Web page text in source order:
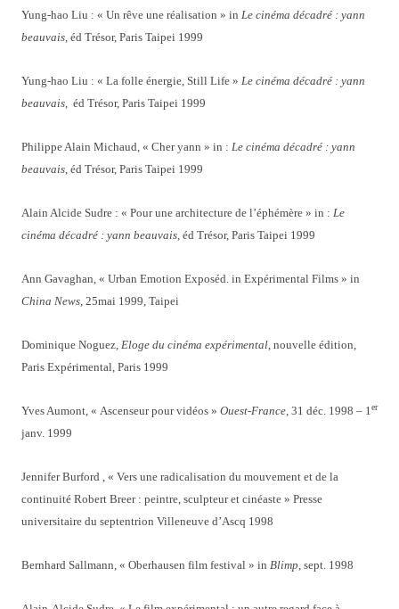
Yung-hao Liu : « Un rêve une réalisation » in Le cinéma décadré : yann
beauvais, éd Trésor, Paris Taipei 1999
Yung-hao Liu : « La folle énergie, Still Life » Le cinéma décadré : yann
beauvais, éd Trésor, Paris Taipei 1999
Philippe Alain Michaud, « Cher yann » in : Le cinéma décadré : yann
beauvais, éd Trésor, Paris Taipei 1999
Alain Alcide Sudre : « Pour une architecture de l’éphémère » in : Le
cinéma décadré : yann beauvais, éd Trésor, Paris Taipei 1999
Ann Gavaghan, « Urban Emotion Exposéd. in Expérimental Films » in
China News, 25mai 1999, Taipei
Dominique Noguez, Eloge du cinéma expérimental, nouvelle édition,
Paris Expérimental, Paris 1999
Yves Aumont, « Ascenseur pour vidéos » Ouest-France, 31 déc. 1998 – 1er
janv. 1999
Jennifer Burford , « Vers une radicalisation du mouvement et de la
continuité Robert Breer : peintre, sculpteur et cinéaste » Presse
universitaire du septentrion Villeneuve d’Ascq 1998
Bernhard Sallmann, « Oberhausen film festival » in Blimp, sept. 1998